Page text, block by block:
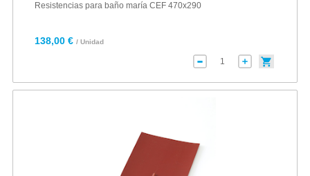
Resistencias para baño maría CEF 470x290
138,00 € / Unidad